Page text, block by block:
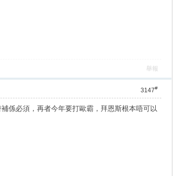
舉報
3147#
係必須，再者今年要打歐霸，拜恩斯根本唔可以